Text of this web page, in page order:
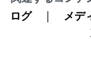
ログ｜ メデ